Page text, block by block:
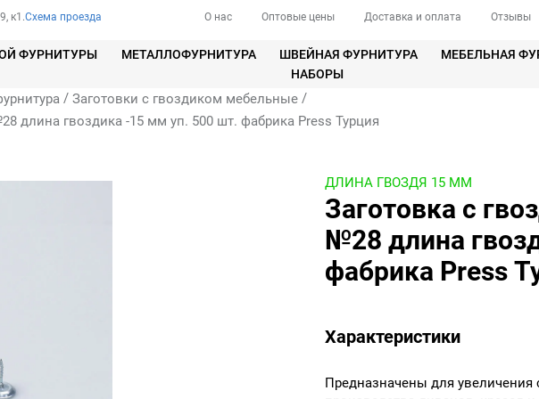
к1.Схема проезда О нас Оптовые цены Доставка и оплата Отзывы
ФУРНИТУРЫ МЕТАЛЛОФУРНИТУРА ШВЕЙНАЯ ФУРНИТУРА МЕБЕЛЬНАЯ
НАБОРЫ
/ Заготовки с гвоздиком мебельные /
длина гвоздика -15 мм уп. 500 шт. фабрика Press Турция
ДЛИНА ГВОЗДЯ 15 ММ
Заготовка с
№28 длина
фабрика Press
Характеристики
Предназначены для увеличения